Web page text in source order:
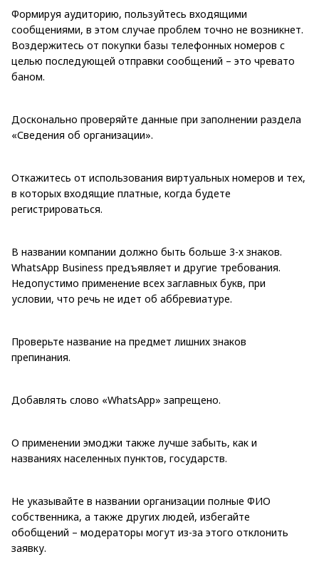
Формируя аудиторию, пользуйтесь входящими
сообщениями, в этом случае проблем точно не возникнет.
Воздержитесь от покупки базы телефонных номеров с
целью последующей отправки сообщений – это чревато
баном.
Досконально проверяйте данные при заполнении раздела
«Сведения об организации».
Откажитесь от использования виртуальных номеров и тех,
в которых входящие платные, когда будете
регистрироваться.
В названии компании должно быть больше 3-х знаков.
WhatsApp Business предъявляет и другие требования.
Недопустимо применение всех заглавных букв, при
условии, что речь не идет об аббревиатуре.
Проверьте название на предмет лишних знаков
препинания.
Добавлять слово «WhatsApp» запрещено.
О применении эмоджи также лучше забыть, как и
названиях населенных пунктов, государств.
Не указывайте в названии организации полные ФИО
собственника, а также других людей, избегайте
обобщений – модераторы могут из-за этого отклонить
заявку.